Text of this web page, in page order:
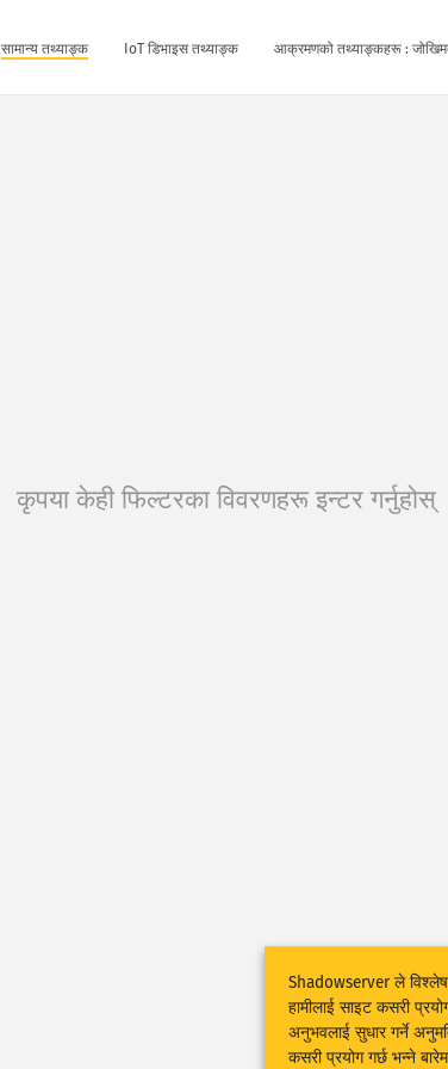
सामान्य तथ्याङ्क IoT डिभाइस तथ्याङ्क आक्रमणको तथ्याङ्कहरू :
कृपया केही फिल्टरका विवरणहरू इन्टर गर्नुहोस्
Shadowserver ले
हामीलाई साइट कसरी
अनुभवलाई सुधार गर्ने
कसरी प्रयोग गर्छ भन्ने